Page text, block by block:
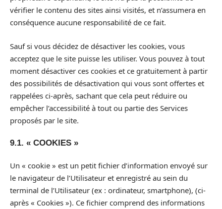
vérifier le contenu des sites ainsi visités, et n’assumera en
conséquence aucune responsabilité de ce fait.
Sauf si vous décidez de désactiver les cookies, vous
acceptez que le site puisse les utiliser. Vous pouvez à tout
moment désactiver ces cookies et ce gratuitement à partir
des possibilités de désactivation qui vous sont offertes et
rappelées ci-après, sachant que cela peut réduire ou
empêcher l’accessibilité à tout ou partie des Services
proposés par le site.
9.1. « COOKIES »
Un « cookie » est un petit fichier d’information envoyé sur
le navigateur de l’Utilisateur et enregistré au sein du
terminal de l’Utilisateur (ex : ordinateur, smartphone), (ci-
après « Cookies »). Ce fichier comprend des informations